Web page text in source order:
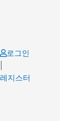
로그인
레지스터